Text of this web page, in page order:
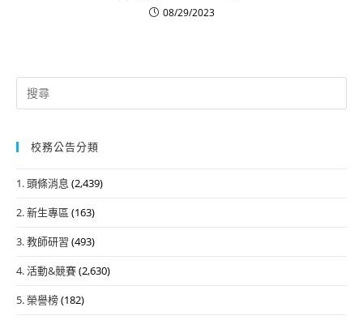
08/29/2023
Search
for:
校務公告分類
1. 頭條消息 (2,439)
2. 新生專區 (163)
3. 教師研習 (493)
4. 活動&競賽(2,630)
5. 榮譽榜(182)